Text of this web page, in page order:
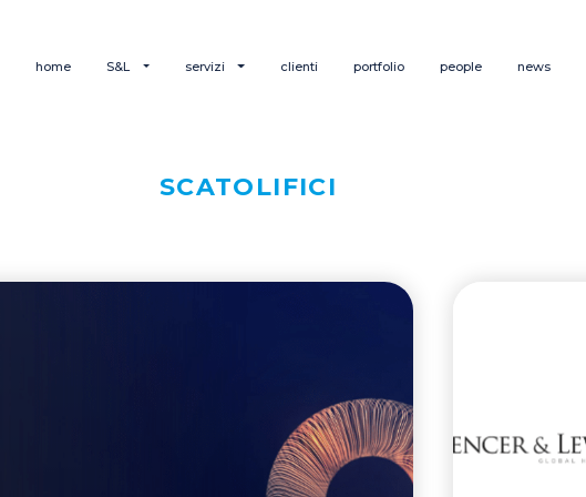
home S&L servizi clienti portfolio people news
SCATOLIFICI